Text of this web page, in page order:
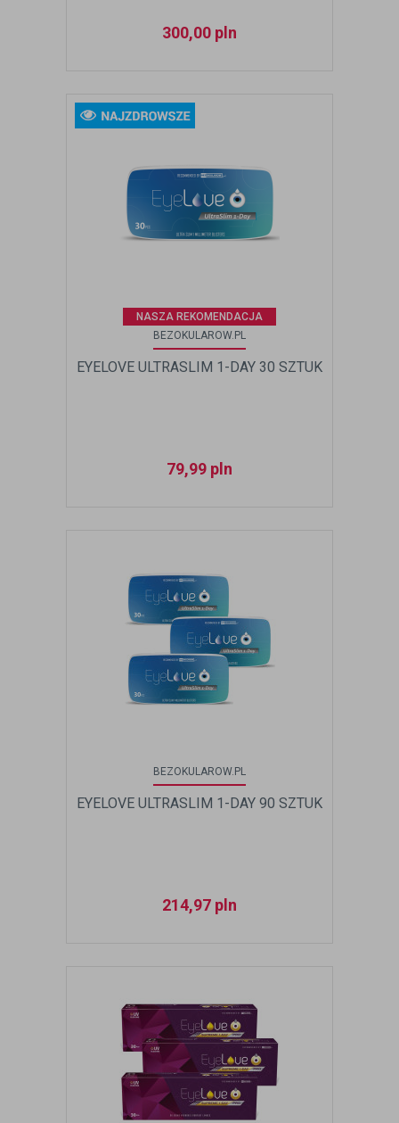
300,00 pln
NASZA REKOMENDACJA
BEZOKULAROW.PL
EYELOVE ULTRASLIM 1-DAY 30 SZTUK
79,99 pln
BEZOKULAROW.PL
EYELOVE ULTRASLIM 1-DAY 90 SZTUK
214,97 pln